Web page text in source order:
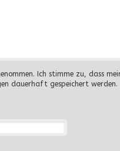
Ich stimme zu, dass
dauerhaft gespeichert werden.